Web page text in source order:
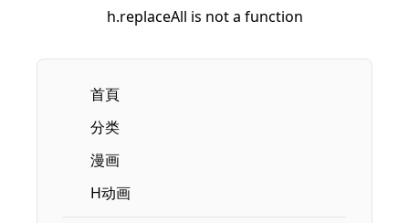
h.replaceAll is not a function
首頁
分类
漫画
H动画